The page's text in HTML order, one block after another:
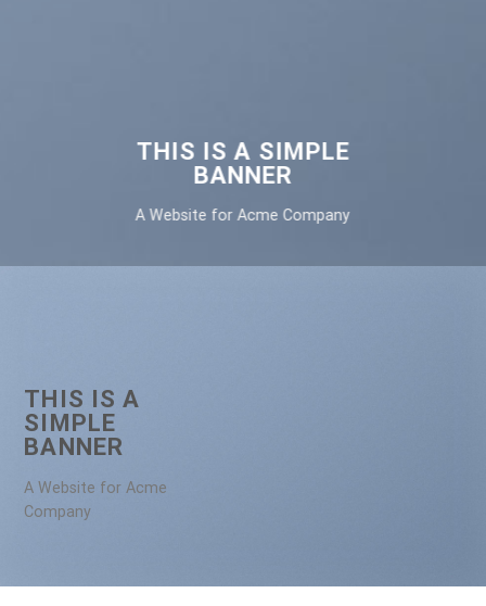
THIS IS A SIMPLE
BANNER
A Website for Acme Company
THIS IS A
SIMPLE
BANNER
A Website for Acme
Company